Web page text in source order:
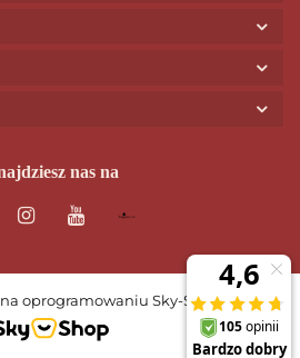
nas na
oprogramowaniu Sky-Shop.pl